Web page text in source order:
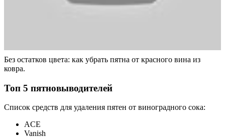
Без остатков цвета: как убрать пятна от красного вина из
ковра.
Топ 5 пятновыводителей
Список средств для удаления пятен от виноградного сока:
ACE
Vanish